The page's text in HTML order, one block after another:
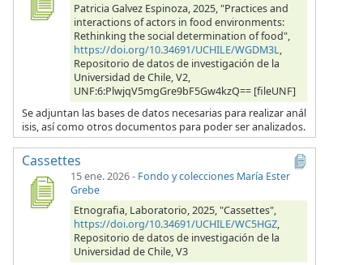
Patricia Galvez Espinoza, 2025, "Practices and
interactions of actors in food environments:
Rethinking the social determination of food",
https://doi.org/10.34691/UCHILE/WGDM3L,
Repositorio de datos de investigación de la
Universidad de Chile, V2,
UNF:6:PlwjqV5mgGre9bF5Gw4kzQ== [fileUNF]
Se adjuntan las bases de datos necesarias para realizar anál
isis, así como otros documentos para poder ser analizados.
Cassettes
15 ene. 2026- Fondo y colecciones María Ester
Grebe
Etnografia, Laboratorio, 2025, "Cassettes",
https://doi.org/10.34691/UCHILE/WC5HGZ,
Repositorio de datos de investigación de la
Universidad de Chile, V3